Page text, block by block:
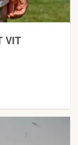
VIT